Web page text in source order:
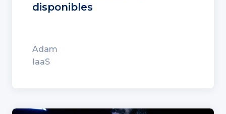
disponibles
Adam
IaaS